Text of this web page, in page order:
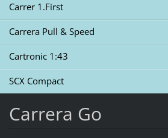
Carrer 1.First
Carrera Pull & Speed
Cartronic 1:43
SCX Compact
Carrera Go